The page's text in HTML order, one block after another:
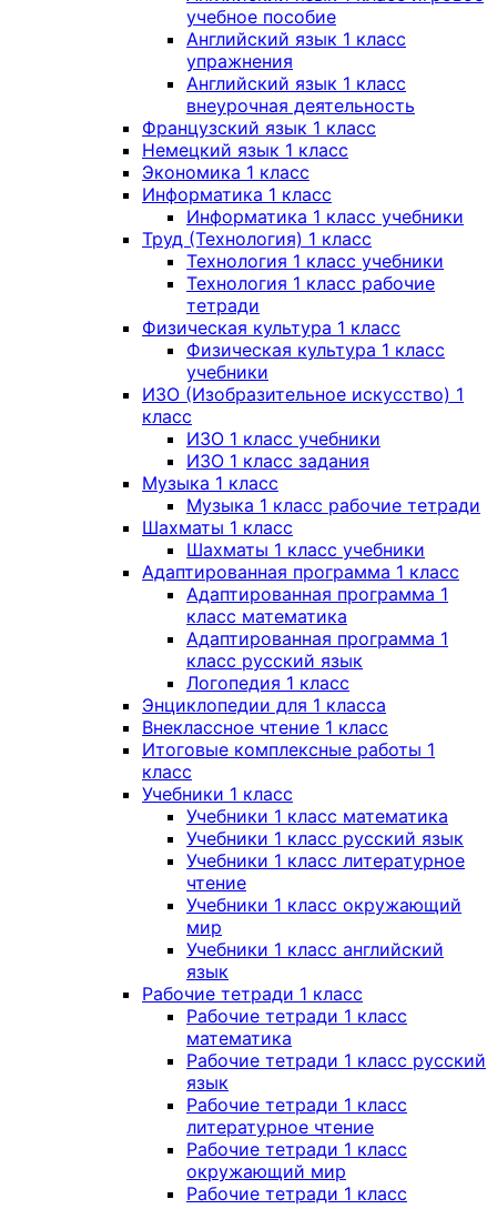
учебное пособие
Английский язык 1 класс
упражнения
Английский язык 1 класс
внеурочная деятельность
Французский язык 1 класс
Немецкий язык 1 класс
Экономика 1 класс
Информатика 1 класс
Информатика 1 класс учебники
Труд (Технология) 1 класс
Технология 1 класс учебники
Технология 1 класс рабочие
тетради
Физическая культура 1 класс
Физическая культура 1 класс
учебники
ИЗО (Изобразительное искусство) 1
класс
ИЗО 1 класс учебники
ИЗО 1 класс задания
Музыка 1 класс
Музыка 1 класс рабочие тетради
Шахматы 1 класс
Шахматы 1 класс учебники
Адаптированная программа 1 класс
Адаптированная программа 1
класс математика
Адаптированная программа 1
класс русский язык
Логопедия 1 класс
Энциклопедии для 1 класса
Внеклассное чтение 1 класс
Итоговые комплексные работы 1
класс
Учебники 1 класс
Учебники 1 класс математика
Учебники 1 класс русский язык
Учебники 1 класс литературное
чтение
Учебники 1 класс окружающий
мир
Учебники 1 класс английский
язык
Рабочие тетради 1 класс
Рабочие тетради 1 класс
математика
Рабочие тетради 1 класс русский
язык
Рабочие тетради 1 класс
литературное чтение
Рабочие тетради 1 класс
окружающий мир
Рабочие тетради 1 класс